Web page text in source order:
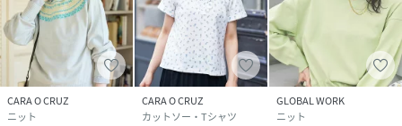
CARA O CRUZ
ニット
CARA O CRUZ
カットソー・Tシャツ
GLOBAL WORK
ニット